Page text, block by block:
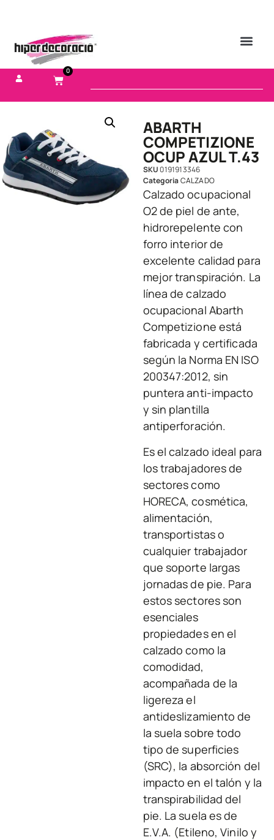
0
ABARTH
COMPETIZIONE
OCUP AZUL T.43
SKU0191913346
CategoriaCALZADO
Calzado ocupacional
O2 de piel de ante,
hidrorepelente con
forro interior de
excelente calidad para
mejor transpiración. La
línea de calzado
ocupacional Abarth
Competizione está
fabricada y certificada
según la Norma EN ISO
200347:2012, sin
puntera anti-impacto
y sin plantilla
antiperforación.
Es el calzado ideal para
los trabajadores de
sectores como
HORECA, cosmética,
alimentación,
transportistas o
cualquier trabajador
que soporte largas
jornadas de pie. Para
estos sectores son
esenciales
propiedades en el
calzado como la
comodidad,
acompañada de la
ligereza el
antideslizamiento de
la suela sobre todo
tipo de superficies
(SRC), la absorción del
impacto en el talón y la
transpirabilidad del
pie. La suela es de
E.V.A. (Etileno, Vinilo y